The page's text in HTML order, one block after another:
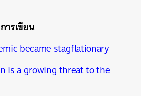
ารเขียน
became stagflationary
is a growing threat to the